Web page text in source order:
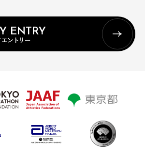
ENTRY
エントリー